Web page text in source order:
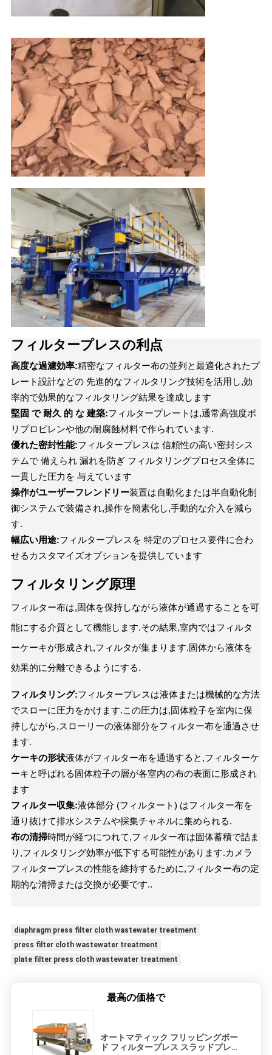
フィルタープレスの利点
高度な過濾効率:精密なフィルター布の並列と最適化されたプ
レート設計などの 先進的なフィルタリング技術を活用し,効
率的で効果的なフィルタリング結果を達成します
堅固 で 耐久 的 な 建築:フィルタープレートは,通常高強度ポ
リプロピレンや他の耐腐蝕材料で作られています.
優れた密封性能:フィルタープレスは 信頼性の高い密封シス
テムで 備えられ 漏れを防ぎ フィルタリングプロセス全体に
一貫した圧力を 与えています
操作がユーザーフレンドリー装置は自動化または半自動化制
御システムで装備され,操作を簡素化し,手動的な介入を減ら
す.
幅広い用途:フィルタープレスを 特定のプロセス要件に合わ
せるカスタマイズオプションを提供しています
フィルタリング原理
フィルター布は,固体を保持しながら液体が通過することを可
能にする介質として機能します.その結果,室内ではフィルタ
ーケーキが形成され,フィルタが集まります.固体から液体を
効果的に分離できるようにする.
フィルタリング:フィルタープレスは液体または機械的な方法
でスローに圧力をかけます.この圧力は,固体粒子を室内に保
持しながら,スローリーの液体部分をフィルター布を通過させ
ます.
ケーキの形状液体がフィルター布を通過すると,フィルターケ
ーキと呼ばれる固体粒子の層が各室内の布の表面に形成され
ます
フィルター収集:液体部分 (フィルタート) はフィルター布を
通り抜けて排水システムや採集チャネルに集められる.
布の清掃時間が経つにつれて,フィルター布は固体蓄積で詰ま
り,フィルタリング効率が低下する可能性があります.カメラ
フィルタープレスの性能を維持するために,フィルター布の定
期的な清掃または交換が必要です..
diaphragm press filter cloth wastewater treatment
press filter cloth wastewater treatment
plate filter press cloth wastewater treatment
最高の価格で
オートマティック フリッピングボー
ド フィルタープレス スラッドプレス